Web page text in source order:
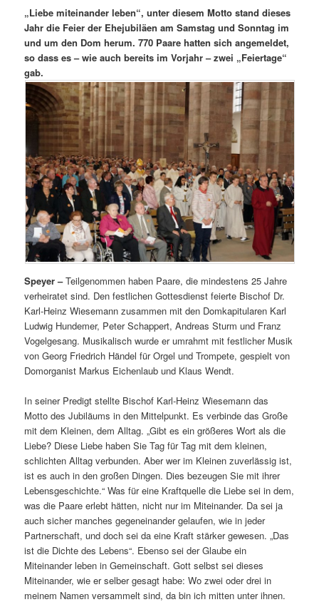
„Liebe miteinander leben“, unter diesem Motto stand dieses
Jahr die Feier der Ehejubiläen am Samstag und Sonntag im
und um den Dom herum. 770 Paare hatten sich angemeldet,
so dass es – wie auch bereits im Vorjahr – zwei „Feiertage“
gab.
Speyer –Teilgenommen haben Paare, die mindestens 25 Jahre
verheiratet sind. Den festlichen Gottesdienst feierte Bischof Dr.
Karl-Heinz Wiesemann zusammen mit den Domkapitularen Karl
Ludwig Hundemer, Peter Schappert, Andreas Sturm und Franz
Vogelgesang. Musikalisch wurde er umrahmt mit festlicher Musik
von Georg Friedrich Händel für Orgel und Trompete, gespielt von
Domorganist Markus Eichenlaub und Klaus Wendt.
In seiner Predigt stellte Bischof Karl-Heinz Wiesemann das
Motto des Jubiläums in den Mittelpunkt. Es verbinde das Große
mit dem Kleinen, dem Alltag. „Gibt es ein größeres Wort als die
Liebe? Diese Liebe haben Sie Tag für Tag mit dem kleinen,
schlichten Alltag verbunden. Aber wer im Kleinen zuverlässig ist,
ist es auch in den großen Dingen. Dies bezeugen Sie mit ihrer
Lebensgeschichte.“ Was für eine Kraftquelle die Liebe sei in dem,
was die Paare erlebt hätten, nicht nur im Miteinander. Da sei ja
auch sicher manches gegeneinander gelaufen, wie in jeder
Partnerschaft, und doch sei da eine Kraft stärker gewesen. „Das
ist die Dichte des Lebens“. Ebenso sei der Glaube ein
Miteinander leben in Gemeinschaft. Gott selbst sei dieses
Miteinander, wie er selber gesagt habe: Wo zwei oder drei in
meinem Namen versammelt sind, da bin ich mitten unter ihnen.